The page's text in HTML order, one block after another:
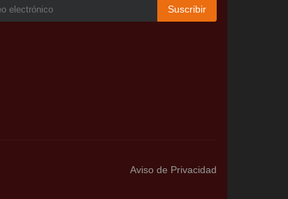
Suscribir
Aviso de Privacidad